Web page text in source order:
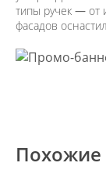
типы ручек — от
фасадов
Похожие